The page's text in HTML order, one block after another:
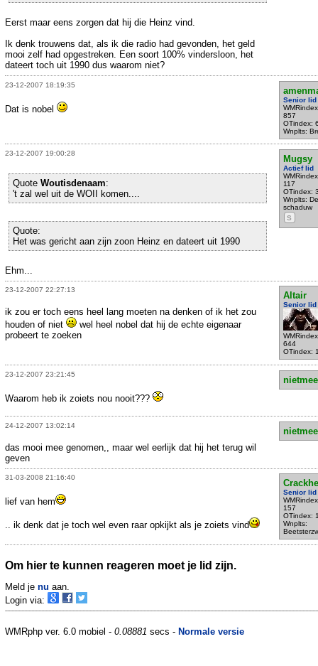
Eerst maar eens zorgen dat hij die Heinz vind.
Ik denk trouwens dat, als ik die radio had gevonden, het geld
mooi zelf had opgestreken. Een soort 100% vindersloon, het
dateert toch uit 1990 dus waarom niet?
23-12-2007 18:19:35
Senior lid
857
OTindex:
Wnplts:
Dat is nobel
23-12-2007 19:00:28
Mugsy
Actief lid
117
OTindex:
Wnplts: De
schaduw
S
Quote Woutisdenaam:
't zal wel uit de WOII komen....
Quote:
Het was gericht aan zijn zoon Heinz en dateert uit 1990
Ehm...
23-12-2007 22:27:13
Altair
Senior lid
644
OTindex:
ik zou er toch eens heel lang moeten na denken of ik het zou
houden of niet
wel heel nobel dat hij de echte eigenaar
probeert te zoeken
23-12-2007 23:21:45
Waarom heb ik zoiets nou nooit???
24-12-2007 13:02:14
das mooi mee genomen,, maar wel eerlijk dat hij het terug wil
geven
31-03-2008 21:16:40
Senior lid
157
OTindex:
Wnplts:
lief van hem
.. ik denk dat je toch wel even raar opkijkt als je zoiets vind
Om hier te kunnen reageren moet je lid zijn.
Meld je nu aan.
Login via:
WMRphp ver. 6.0 mobiel - 0.08881 secs - Normale versie